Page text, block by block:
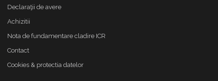
Declaraţii de avere
Achizitii
Nota de fundamentare cladire ICR
Contact
Cookies & protectia datelor